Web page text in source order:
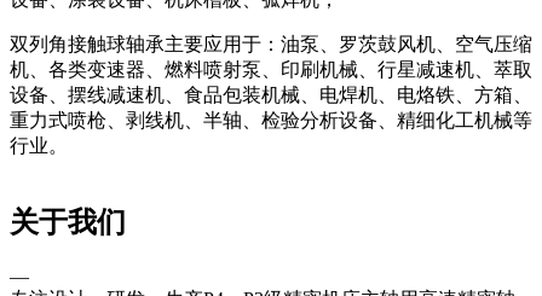
双列角接触球轴承主要应用于：油泵、罗茨鼓风机、空气压缩
机、各类变速器、燃料喷射泵、印刷机械、行星减速机、萃取
设备、摆线减速机、食品包装机械、电焊机、电烙铁、方箱、
重力式喷枪、剥线机、半轴、检验分析设备、精细化工机械等
行业。
关于我们
—